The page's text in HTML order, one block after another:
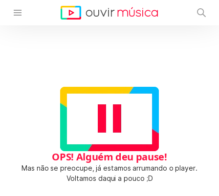
OPS! Alguém deu pause!
Mas não se preocupe, já estamos arrumando o player.
Voltamos daqui a pouco ;D